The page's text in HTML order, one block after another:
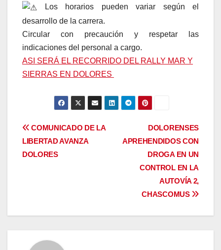
Los horarios pueden variar según el
desarrollo de la carrera.
Circular con precaución y respetar las
indicaciones del personal a cargo.
ASI SERÁ EL RECORRIDO DEL RALLY MAR Y
SIERRAS EN DOLORES
Navegación
de
DOLORENSES
APREHENDIDOS CON
DROGA EN UN
CONTROL EN LA
AUTOVÍA 2,
CHASCOMUS
COMUNICADO DE LA
LIBERTAD AVANZA
DOLORES